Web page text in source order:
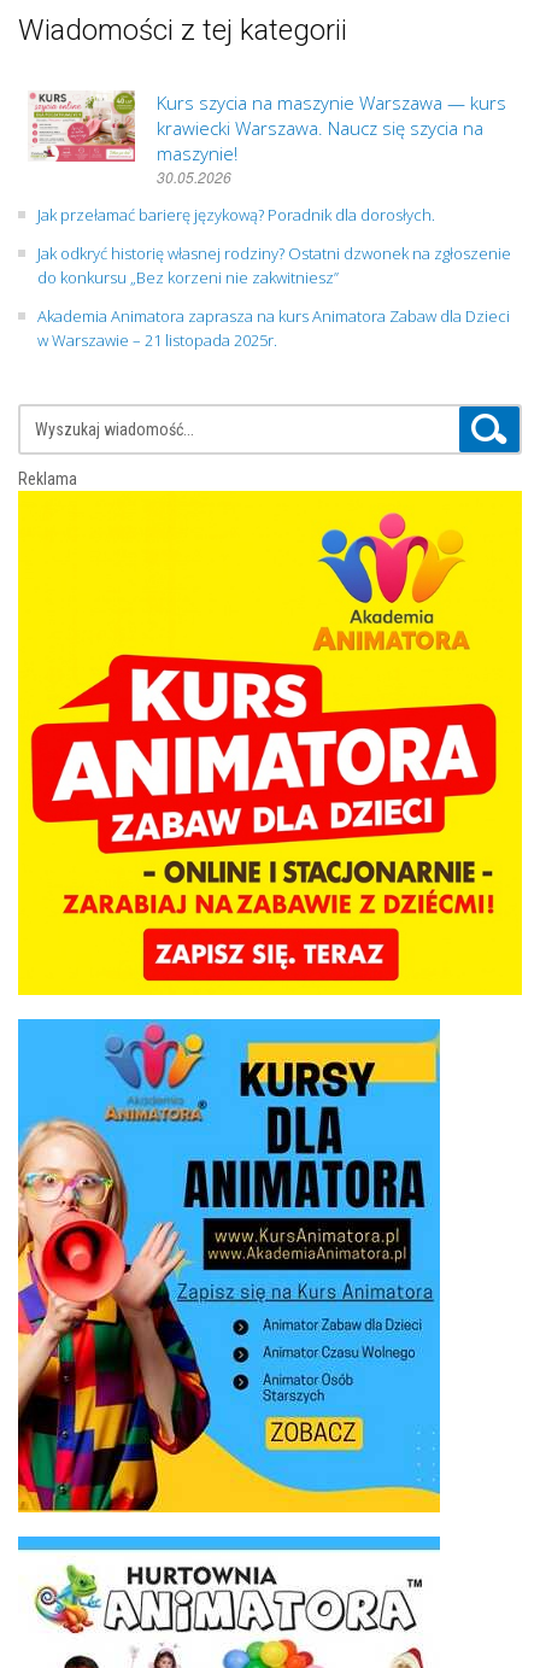
Wiadomości z tej kategorii
Kurs szycia na maszynie Warszawa — kurs
krawiecki Warszawa. Naucz się szycia na
maszynie!
30.05.2026
Jak przełamać barierę językową? Poradnik dla dorosłych.
Jak odkryć historię własnej rodziny? Ostatni dzwonek na zgłoszenie
do konkursu „Bez korzeni nie zakwitniesz”
Akademia Animatora zaprasza na kurs Animatora Zabaw dla Dzieci
w Warszawie – 21 listopada 2025r.
Reklama